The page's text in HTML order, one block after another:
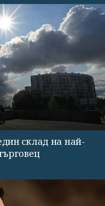
склад на най-